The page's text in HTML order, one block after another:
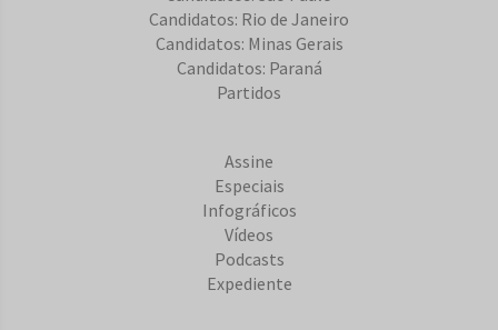
Candidatos: Rio de Janeiro
Candidatos: Minas Gerais
Candidatos: Paraná
Partidos
Assine
Especiais
Infográficos
Vídeos
Podcasts
Expediente